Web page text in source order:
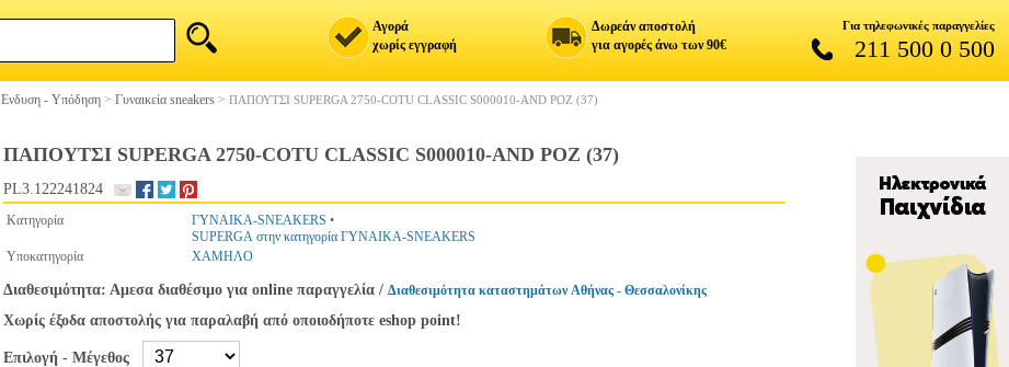
Αγορά
χωρίς εγγραφή
Δωρεάν αποστολή
για αγορές άνω των 90€
Για τηλεφωνικές παραγγελίες
211 500 0 500
Ενδυση - Υπόδηση > Γυναικεία sneakers > ΠΑΠΟΥΤΣΙ SUPERGA 2750-COTU CLASSIC S000010-AND ΡΟΖ (37)
ΠΑΠΟΥΤΣΙ SUPERGA 2750-COTU CLASSIC S000010-AND ΡΟΖ (37)
PL3.122241824
Κατηγορία ΓΥΝΑΙΚΑ-SNEAKERS •
SUPERGA στην κατηγορία ΓΥΝΑΙΚΑ-SNEAKERS
Υποκατηγορία
ΧΑΜΗΛΟ
Διαθεσιμότητα: Αμεσα διαθέσιμο για online παραγγελία / Διαθεσιμότητα καταστημάτων Αθήνας - Θεσσαλονίκης
Χωρίς έξοδα αποστολής για παραλαβή από οποιοδήποτε eshop point!
Επιλογή - Μέγεθος